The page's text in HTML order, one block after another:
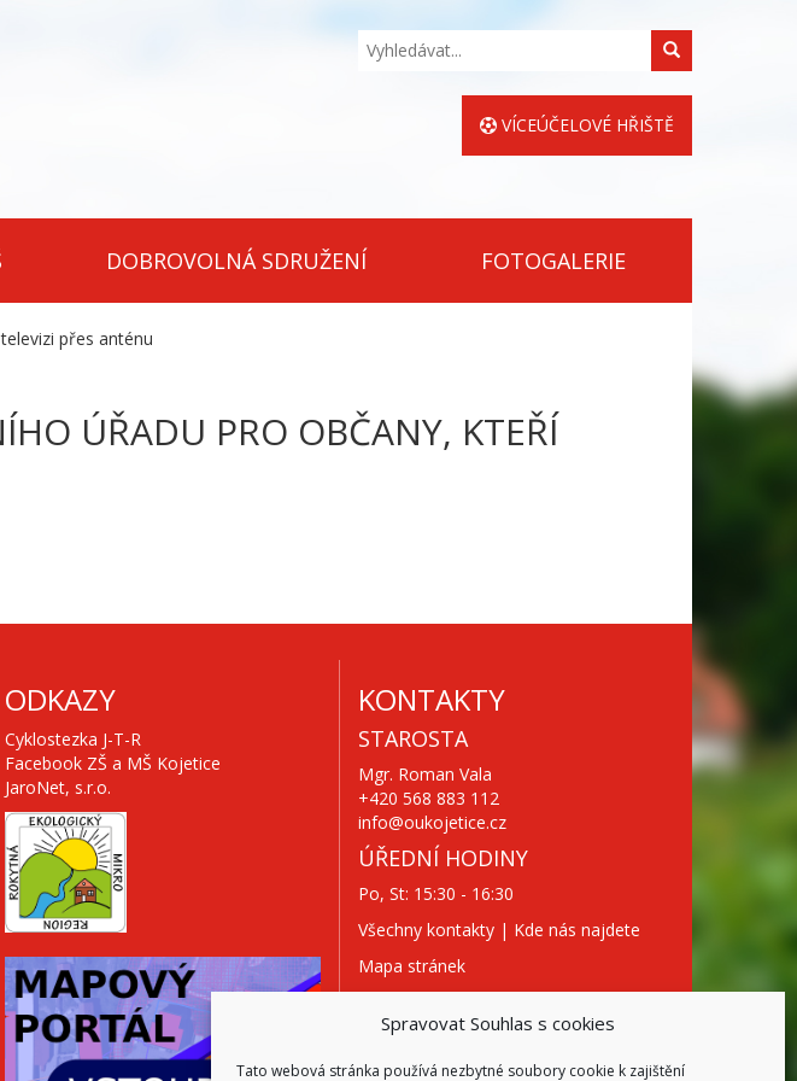
Spravovat Souhlas s cookies
Tato webová stránka používá nezbytné soubory cookie k zajištění
Hledat
VÍCEÚČELOVÉ HŘIŠTĚ
DOBROVOLNÁ SDRUŽENÍ FOTOGALERIE
přes anténu
ÚŘADU PRO OBČANY, KTEŘÍ
ODKAZY
Cyklostezka J-T-R
Facebook ZŠ a MŠ Kojetice
JaroNet, s.r.o.
KONTAKTY
STAROSTA
Mgr. Roman Vala
+420 568 883 112
info@oukojetice.cz
ÚŘEDNÍ HODINY
Po, St: 15:30 - 16:30
Všechny kontakty | Kde nás najdete
Mapa stránek